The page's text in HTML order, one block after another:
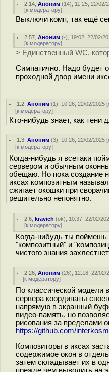
2.14 ,Аноним (14), 11:25, 22/02/
[к модератору]
Выключи комп, так ещё
2.57 ,Аноним (-), 19:02, 22/02/
[к модератору]
> Единственный WC,
Симпатично. Надо будет
проходной двор имени
1.2 ,Аноним (1), 10:26, 22/02/2025 [
[к модератору]
Кто-нибудь знает, как
1.3 ,Аноним (3), 10:26, 22/02/2025 [
[к модератору]
Когда-нибудь я всетаки
сервером и обычным
обещаю. Но пока создание
иксах композитным
сжигает окошки при
решительно непонятно.
2.6 ,kravich (ok), 10:37, 22/02/
[к модератору]
Когда-нибудь ты
"композитный" и
чистого знания
2.26 ,Аноним (26), 12:18, 22/02/
[к модератору]
По классической модели
сервера координаты
напрямую в экранный
видео-память, но
рисования за пределами
https://github.com/
Композиторы в иксах
содержимое окон в
затем складывает их в